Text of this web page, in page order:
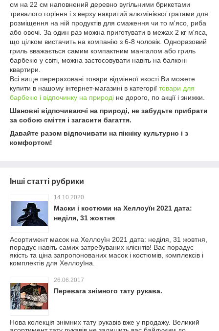
см на 22 см наповнений деревно вугільними брикетами
тривалого горіння і з верху накритий алюмінієвої гратами для
розміщення на ній продуктів для смаження чи то м'ясо, риба
або овочі. За один раз можна приготувати в межах 2 кг м'яса,
що цілком вистачить на компанію з 6-8 чоловік. Одноразовий
гриль вважається самим компактним мангалом або гриль
барбекю у світі, можна застосовувати навіть на балконі
квартири.
Всі вище перераховані товари відмінної якості Ви можете
купити в нашому інтернет-магазині в категорії товари для
барбекю і відпочинку на природі не дорого, по акції і знижки.
Шановні відпочиваючі на природі, не забудьте прибрати
за собою сміття і загасити багаття.
Давайте разом відпочивати на пікніку культурно і з
комфортом!
Інші статті рубрики
14.10.2020
Маски і костюми на Хеллоуїн 2021 дата:
неділя, 31 жовтня
Асортимент масок на Хеллоуїн 2021 дата: неділя, 31 жовтня,
порадує навіть самих затребуваних клієнтів! Вас порадує
якість та ціна запропонованих масок і костюмів, комплексів і
комплектів для Хеллоуїна.
26.06.2017
Перевага знімного тату рукава.
Нова колекція знімних тату рукавів вже у продажу. Великий